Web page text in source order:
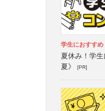
学生におすすめ
夏休み！学
夏》
[PR]